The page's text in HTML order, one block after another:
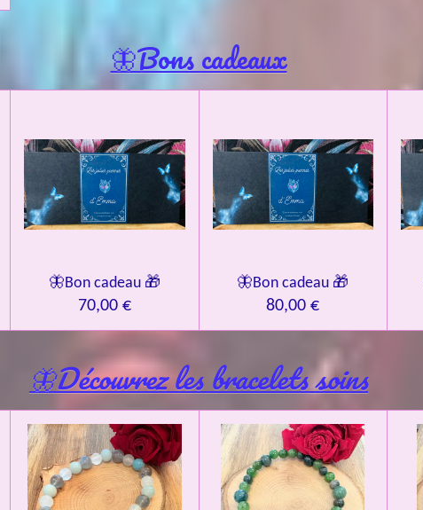
🦋Bons cadeaux
🦋Bon cadeau 🎁
70,00 €
🦋Bon cadeau 🎁
80,00 €
🦋Découvrez les bracelets soins